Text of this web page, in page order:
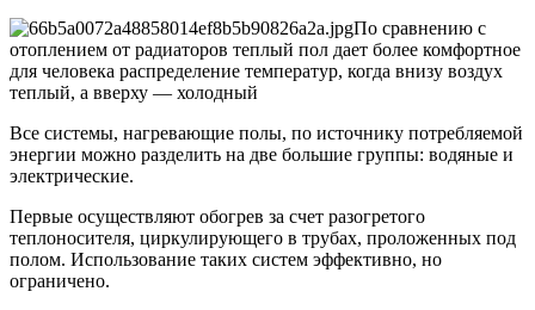
По сравнению с
отоплением от радиаторов теплый пол дает более комфортное
для человека распределение температур, когда внизу воздух
теплый, а вверху — холодный
Все системы, нагревающие полы, по источнику потребляемой
энергии можно разделить на две большие группы: водяные и
электрические.
Первые осуществляют обогрев за счет разогретого
теплоносителя, циркулирующего в трубах, проложенных под
полом. Использование таких систем эффективно, но
ограничено.